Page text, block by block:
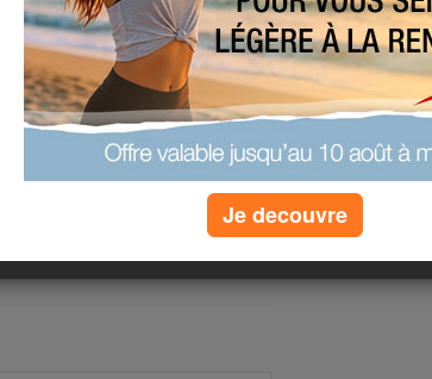
10 au quizz
vous rendre
heureux ?
»plus de quizz
Je decouvre